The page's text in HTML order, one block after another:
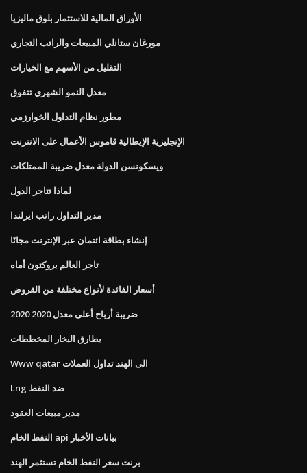
الأوراق المالية للاستثمار بلوق ماليزيا
مورغان ستانلي المبيعات والراتب التجاري
التقليل من الأسهم مع الخيارات
معدل النمو الشهري تتفوق
مطور نظام التداول الخوارزمي
الإنجليزية الإيطالية قاموس الأعمال على الانترنت
ويسكونسن الدولة معدل ضريبة الممتلكات
لماذا تتاجر الدول
مدير التداول راتب ايرلندا
إنشاء بطاقة ائتمان عبر الإنترنت مجانًا
تاجر العالم بروكتون أماه
أسعار الفائدة لأنواع مختلفة من القروض
ضريبة أرباح أعلى معدل 2020 2020
بطارق البخار المخططات
Www qatar الى الهند تداول العملات
Lng ضد النفط
مدير مبيعات العقود
النفط الخام api بيانات الأخبار
برنت سعر النفط الخام تستثمر الهند